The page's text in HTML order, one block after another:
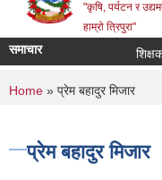
"कृषि, पर्यटन र
हाम्रो त्रिपुरा"
समाचार शिक्षक
You are here
Home » प्रेम बहादुर मिजार
प्रेम बहादुर मिजार